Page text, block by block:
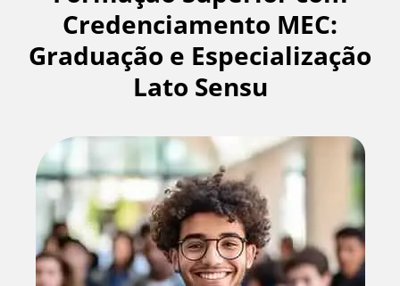
Credenciamento MEC:
Graduação e Especialização
Lato Sensu